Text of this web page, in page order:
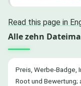
Read this page in
Alle zehn
Preis, Werbe-Badge,
Root und Bewertung;